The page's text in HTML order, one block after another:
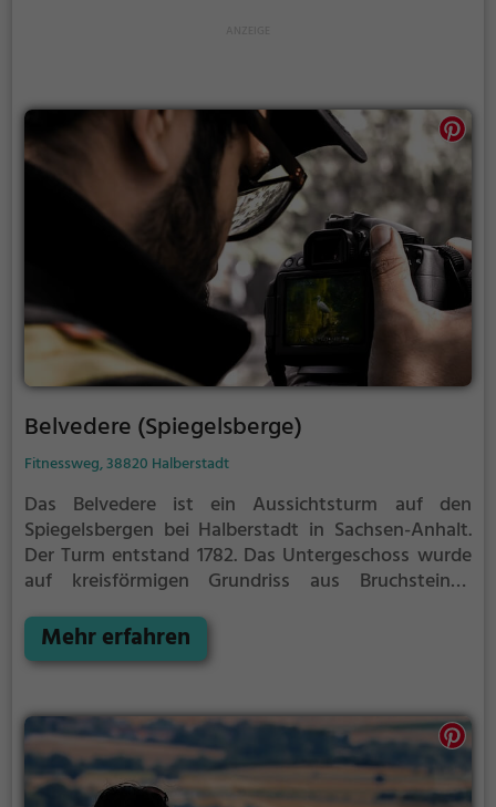
Belvedere (Spiegelsberge)
Fitnessweg, 38820 Halberstadt
Das Belvedere ist ein Aussichtsturm auf den
Spiegelsbergen bei Halberstadt in Sachsen-Anhalt.
Der Turm entstand 1782. Das Untergeschoss wurde
auf kreisförmigen Grundriss aus Bruchsteinen
Obergeschoss ist sechseckig. An den Außenseiten
der Ecken befinden sich Säulen. Das Gebälk wurde in
Mehr erfahren